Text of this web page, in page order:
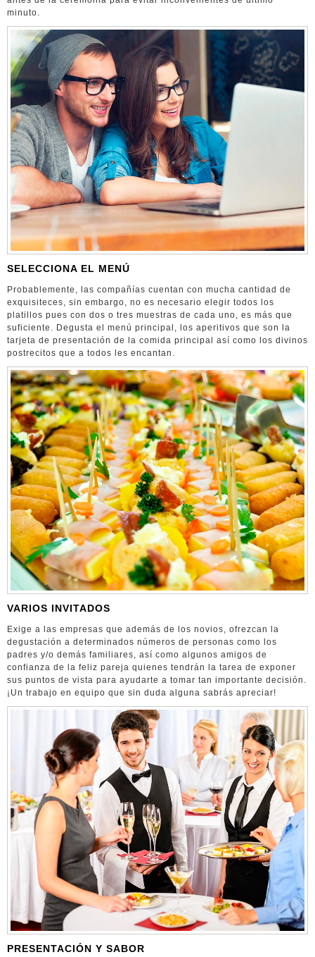
minuto.
SELECCIONA EL MENÚ
Probablemente, las compañías cuentan con mucha cantidad de
exquisiteces, sin embargo, no es necesario elegir todos los
platillos pues con dos o tres muestras de cada uno, es más que
suficiente. Degusta el menú principal, los aperitivos que son la
tarjeta de presentación de la comida principal así como los divinos
postrecitos que a todos les encantan.
VARIOS INVITADOS
Exige a las empresas que además de los novios, ofrezcan la
degustación a determinados números de personas como los
padres y/o demás familiares, así como algunos amigos de
confianza de la feliz pareja quienes tendrán la tarea de exponer
sus puntos de vista para ayudarte a tomar tan importante decisión.
¡Un trabajo en equipo que sin duda alguna sabrás apreciar!
PRESENTACIÓN Y SABOR